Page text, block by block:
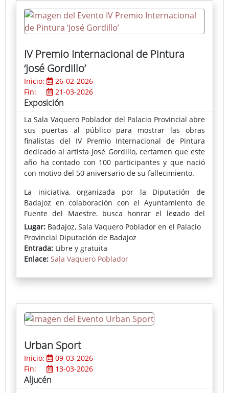
IV Premio Internacional de Pintura
‘José Gordillo’
Inicio:
26-02-2026
Fin:
21-03-2026
Exposición
La Sala Vaquero Poblador del Palacio Provincial abre
sus puertas al público para mostrar las obras
finalistas del IV Premio Internacional de Pintura
dedicado al artista José Gordillo, certamen que este
año ha contado con 100 participantes y que nació
con motivo del 50 aniversario de su fallecimiento.
La iniciativa, organizada por la Diputación de
Badajoz en colaboración con el Ayuntamiento de
Fuente del Maestre, busca honrar el legado del
pintor y fomentar la creatividad artística en nuevas
generaciones.
En esta cuarta edición, los ganadores han sido
Gonzalo Romero (Estado de bienestar
Sedano (La nieve y su secreto) y Rubén Fernández
Lugar: Badajoz, Sala Vaquero Poblador en el Palacio
Provincial Diputación de Badajoz
Entrada: Libre y gratuita
Enlace: Sala Vaquero Poblador
Urban Sport
Inicio:
09-03-2026
Fin:
13-03-2026
Aljucén